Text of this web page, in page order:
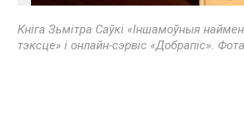
Кніга Зьмітра Саўкі «Іншамоўныя
тэксце» і онлайн-сэрвіс «Добрапіс».